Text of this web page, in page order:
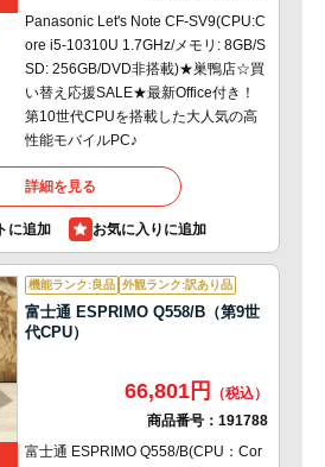
Panasonic Let's Note CF-SV9(CPU:C
ore i5-10310U 1.7GHz/メモリ: 8GB/S
SD: 256GB/DVD非搭載)★巣鴨店☆買
い替え応援SALE★最新Office付き！
第10世代CPUを搭載した大人気の高
性能モバイルPC♪
詳細を見る
に追加
機能ランク:良品 外観ランク:訳あり品
富士通 ESPRIMO Q558/B（第9世
代CPU）
66,801円
商品番号： 191788
富士通 ESPRIMO Q558/B(CPU：Cor